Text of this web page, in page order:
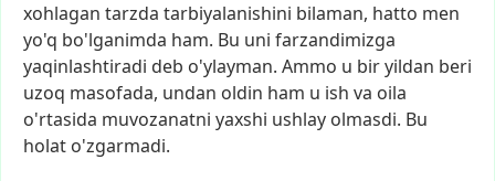
xohlagan tarzda tarbiyalanishini bilaman, hatto men
yo'q bo'lganimda ham. Bu uni farzandimizga
yaqinlashtiradi deb o'ylayman. Ammo u biryildan beri
uzoq masofada, undan oldin ham u ish va oila
o'rtasida muvozanatni yaxshi ushlay olmasdi. Bu
holat o'zgarmadi.